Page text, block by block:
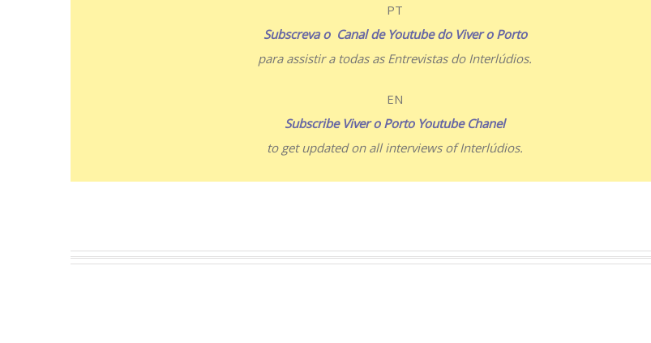
PT
Subscreva o Canal de Youtube do Viver o Porto
para assistir a todas as Entrevistas do Interlúdios.
EN
Subscribe Viver o Porto Youtube Chanel
to get updated on all interviews of Interlúdios.